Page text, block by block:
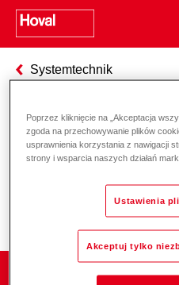
Systemtechnik
Poprzez kliknięcie na „Akceptacja
zgoda na przechowywanie plików
usprawnienia korzystania z nawigacji
strony i wsparcia naszych działań
Ustawienia
Akceptuj tylko